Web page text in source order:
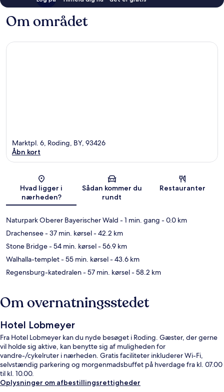
Om området
Kort
Marktpl. 6, Roding, BY, 93426
Åbn kort
Hvad ligger i
nærheden?
Sådan kommer du
rundt
Restauranter
Naturpark Oberer Bayerischer Wald - 1 min. gang - 0.0 km
Drachensee- 37 min. kørsel- 42.2 km
Stone Bridge- 54 min. kørsel- 56.9 km
Walhalla-templet- 55 min. kørsel- 43.6 km
Regensburg-katedralen- 57 min. kørsel- 58.2 km
Om overnatningsstedet
Hotel Lobmeyer
Fra Hotel Lobmeyer kan du nyde besøget i Roding. Gæster, der gerne
vil holde sig aktive, kan benytte sig af muligheden for
vandre-/cykelruter i nærheden. Gratis faciliteter inkluderer Wi-Fi,
selvstændig parkering og morgenmadsbuffet på hverdage fra kl. 07.00
til kl. 10.00.
Oplysninger om afbestillingsrettigheder